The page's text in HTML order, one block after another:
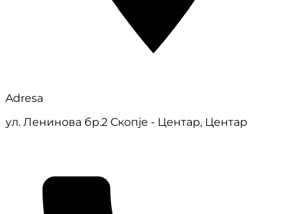
Adresa
ул. Ленинова бр.2 Скопје - Центар, Центар